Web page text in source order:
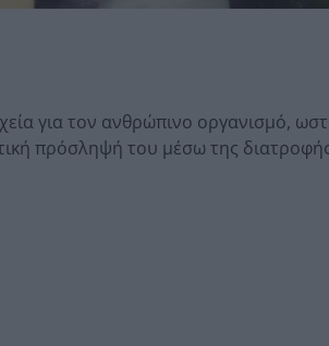
για τον ανθρώπινο οργανισμό,
πρόσληψή του μέσω της